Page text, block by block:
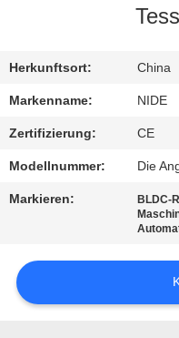
UNS
IN
VERBINDUNG
SIE EIN
ZITAT
Herkunftsort: China
Markenname: NIDE
Zertifizierung: CE
Modellnummer: Die
Markieren: BLDC-